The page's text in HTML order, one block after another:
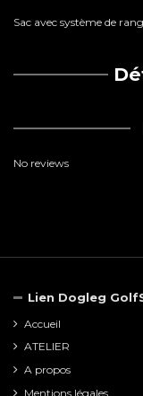
Sac avec système de
No reviews
Lien Dogleg
Accueil
ATELIER
A propos
Mentions légales